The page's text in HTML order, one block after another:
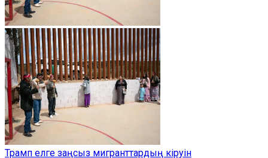
Трамп елге заңсыз мигранттардың кіруін